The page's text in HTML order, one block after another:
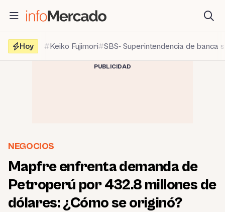
contenido
Hoy
Keiko Fujimori SBS- Superintendencia de banca
PUBLICIDAD
NEGOCIOS
Mapfre enfrenta demanda de
Petroperú por 432.8 millones de
dólares: ¿Cómo se originó?